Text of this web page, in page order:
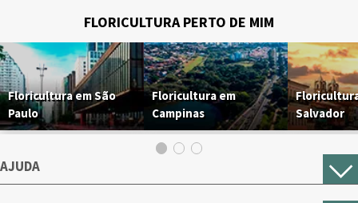
FLORICULTURA PERTO DE MIM
Floricultura em São
Paulo
Floricultura em
Campinas
Salvador
AJUDA